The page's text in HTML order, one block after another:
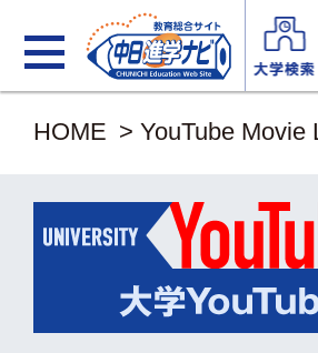
HOME > YouTube Movie